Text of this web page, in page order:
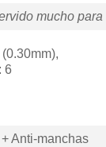
mucho
: 6
+ Anti-manchas